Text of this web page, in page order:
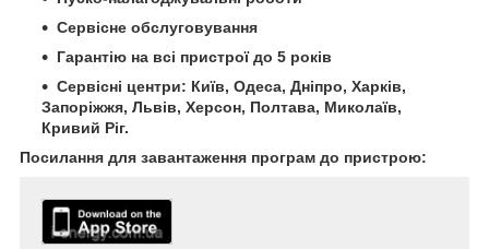
Сервісне обслуговування
Гарантію на всі пристрої до 5 років
Сервісні центри: Київ, Одеса, Дніпро, Харків,
Запоріжжя, Львів, Херсон, Полтава, Миколаїв,
Кривий Ріг.
Посилання для завантаження програм до пристрою: